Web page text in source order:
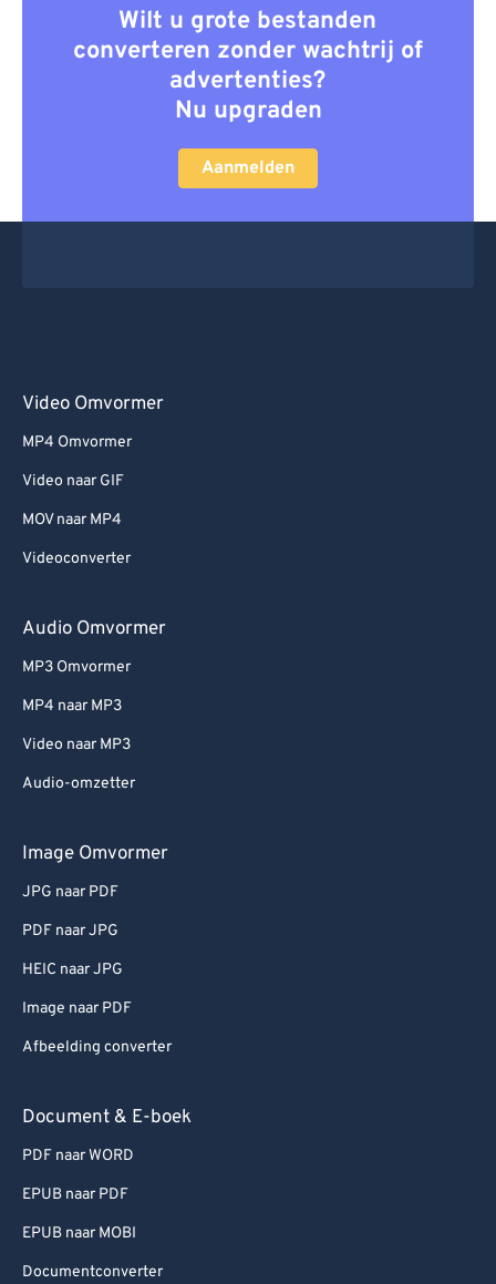
Wilt u grote bestanden
converteren zonder wachtrij of
advertenties?
Nu upgraden
Aanmelden
Video Omvormer
MP4 Omvormer
Video naar GIF
MOV naar MP4
Videoconverter
Audio Omvormer
MP3 Omvormer
MP4 naar MP3
Video naar MP3
Audio-omzetter
Image Omvormer
JPG naar PDF
PDF naar JPG
HEIC naar JPG
Image naar PDF
Afbeelding converter
Document & E-boek
PDF naar WORD
EPUB naar PDF
EPUB naar MOBI
Documentconverter